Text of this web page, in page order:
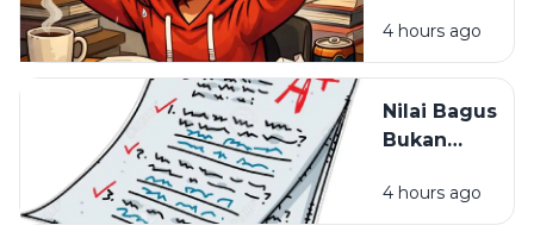
Kehilangan
Semangat
4 hours ago
Nilai Bagus
Bukan
Hal yang
Sering
4 hours ago